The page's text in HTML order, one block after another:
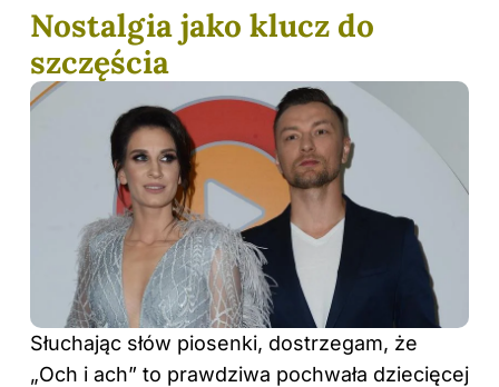
Nostalgia jako klucz do
szczęścia
Słuchając słów piosenki, dostrzegam, że
„Och i ach” to prawdziwa pochwała dziecięcej